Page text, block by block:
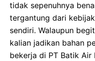
tidak sepenuhnya
tergantung dari
sendiri. Walaupun
kalian jadikan bahan
bekerja di PT Batik Air